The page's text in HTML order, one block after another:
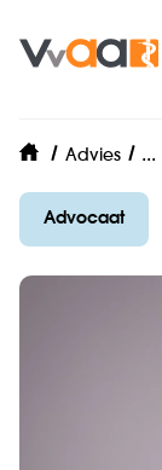
home
Advies ...
Advocaat